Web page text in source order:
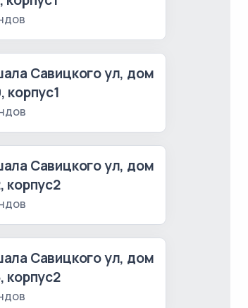
Савицкого ул, дом
Савицкого ул, дом
корпус2
Савицкого ул, дом
корпус2